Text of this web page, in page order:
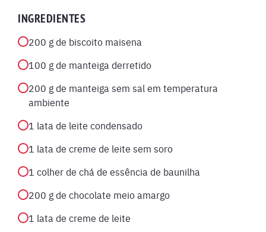
INGREDIENTES
200 g de biscoito maisena
100 g de manteiga derretido
200 g de manteiga sem sal em temperatura
ambiente
1 lata de leite condensado
1 lata de creme de leite sem soro
1 colher de chá de essência de baunilha
200 g de chocolate meio amargo
1 lata de creme de leite